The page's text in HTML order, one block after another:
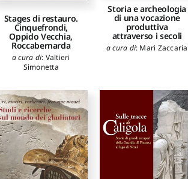
Stages di restauro.
Cinquefrondi,
Oppido Vecchia,
Roccabernarda
a cura di: Valtieri
Simonetta
Storia e archeologia
di una vocazione
produttiva
attraverso i secoli
a cura di: Mari Zaccaria